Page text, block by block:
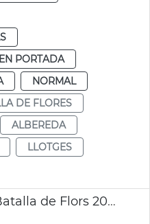
EN PORTADA
NORMAL
DE FLORES
ALBEREDA
LLOTGES
Dissenys carrosses Batalla de Flors 2025 València